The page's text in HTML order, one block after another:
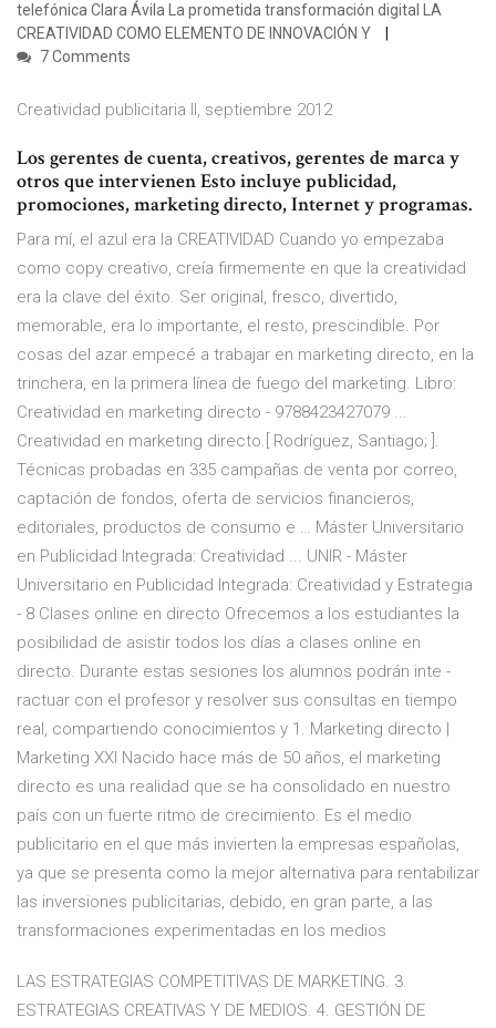
telefónica Clara Ávila La prometida transformación digital LA
CREATIVIDAD COMO ELEMENTO DE INNOVACIÓN Y
7 Comments
Creatividad publicitaria II, septiembre 2012
Los gerentes de cuenta, creativos, gerentes de marca y
otros que intervienen Esto incluye publicidad,
promociones, marketing directo, Internet y programas.
Para mí, el azul era la CREATIVIDAD Cuando yo empezaba
como copy creativo, creía firmemente en que la creatividad
era la clave del éxito. Ser original, fresco, divertido,
memorable, era lo importante, el resto, prescindible. Por
cosas del azar empecé a trabajar en marketing directo, en la
trinchera, en la primera línea de fuego del marketing. Libro:
Creatividad en marketing directo - 9788423427079 ...
Creatividad en marketing directo.[ Rodríguez, Santiago; ].
Técnicas probadas en 335 campañas de venta por correo,
captación de fondos, oferta de servicios financieros,
editoriales, productos de consumo e … Máster Universitario
en Publicidad Integrada: Creatividad ... UNIR - Máster
Universitario en Publicidad Integrada: Creatividad y Estrategia
- 8 Clases online en directo Ofrecemos a los estudiantes la
posibilidad de asistir todos los días a clases online en
directo. Durante estas sesiones los alumnos podrán inte -
ractuar con el profesor y resolver sus consultas en tiempo
real, compartiendo conocimientos y 1. Marketing directo |
Marketing XXI Nacido hace más de 50 años, el marketing
directo es una realidad que se ha consolidado en nuestro
país con un fuerte ritmo de crecimiento. Es el medio
publicitario en el que más invierten la empresas españolas,
ya que se presenta como la mejor alternativa para rentabilizar
las inversiones publicitarias, debido, en gran parte, a las
transformaciones experimentadas en los medios
LAS ESTRATEGIAS COMPETITIVAS DE MARKETING. 3.
ESTRATEGIAS CREATIVAS Y DE MEDIOS. 4. GESTIÓN DE